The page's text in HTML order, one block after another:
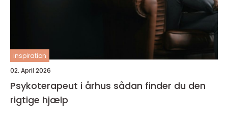
inspiration
02. April 2026
Psykoterapeut i århus sådan finder du den
rigtige hjælp